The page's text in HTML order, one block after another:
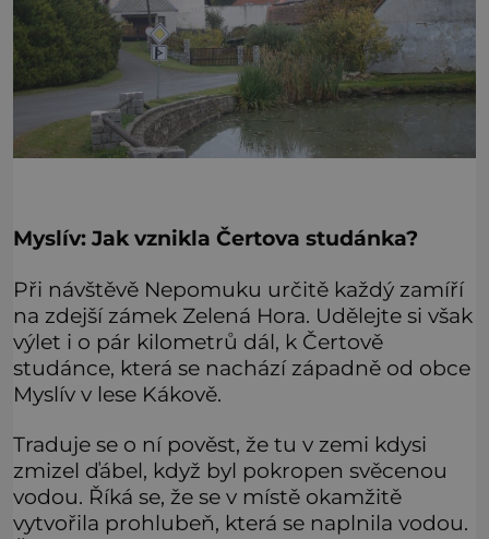
Myslív: Jak vznikla Čertova studánka?
Při návštěvě Nepomuku určitě každý zamíří
na zdejší zámek Zelená Hora. Udělejte si však
výlet i o pár kilometrů dál, k Čertově
studánce, která se nachází západně od obce
Myslív v lese Kákově.
Traduje se o ní pověst, že tu v zemi kdysi
zmizel ďábel, když byl pokropen svěcenou
vodou. Říká se, že se v místě okamžitě
vytvořila prohlubeň, která se naplnila vodou.